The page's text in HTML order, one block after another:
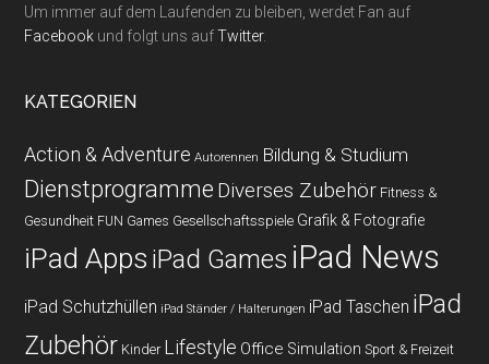
Um immer auf dem Laufenden zu bleiben, werdet Fan auf
Facebook und folgt uns aufTwitter.
KATEGORIEN
Action & Adventure Autorennen Bildung & Studium
Dienstprogramme Diverses Zubehör Fitness &
Gesundheit FUN Games Gesellschaftsspiele Grafik & Fotografie
iPad Apps iPad Games iPad News
iPad Schutzhüllen iPad Ständer / Halterungen iPad Taschen iPad
Zubehör Kinder Lifestyle Office Simulation Sport & Freizeit